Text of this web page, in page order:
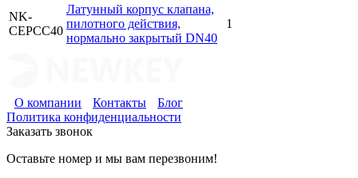
NK-
CEPCС40
Латунный корпус клапана,
пилотного действия,
нормально закрытый DN40
1
О компании Контакты
Блог
Политика конфиденциальности
Заказать звонок
Оставьте номер и мы вам перезвоним!